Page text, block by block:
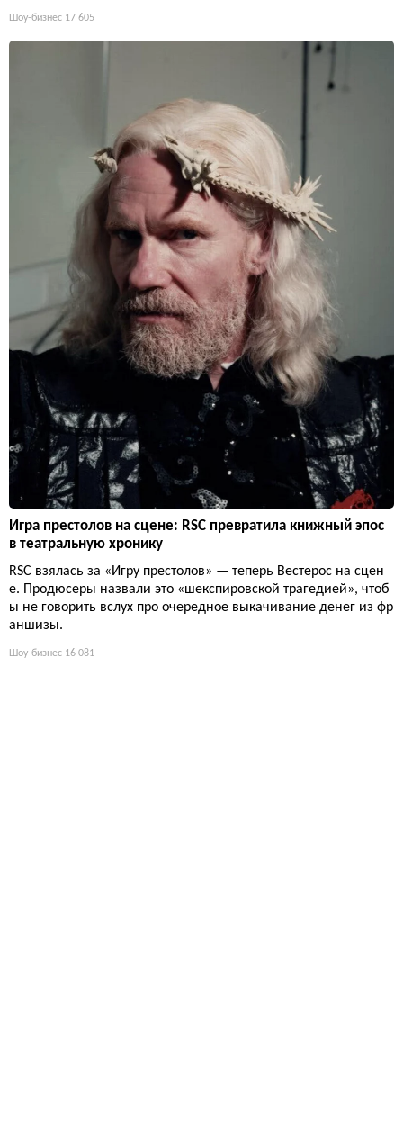
Шоу-бизнес 17 605
Игра престолов на сцене: RSC превратила книжный эпос
в театральную хронику
RSC взялась за «Игру престолов» — теперь Вестерос на сцен
е. Продюсеры назвали это «шекспировской трагедией», чтоб
ы не говорить вслух про очередное выкачивание денег из фр
аншизы.
Шоу-бизнес 16 081